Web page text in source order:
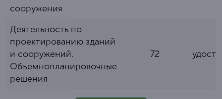
сооружения
Деятельность по
проектированию зданий
и сооружений.
Объемнопланировочные
решения
72